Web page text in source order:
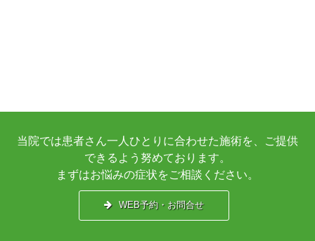
当院では患者さん一人ひとりに合わせた施術を、ご提供
できるよう努めております。
まずはお悩みの症状をご相談ください。
WEB予約・お問合せ